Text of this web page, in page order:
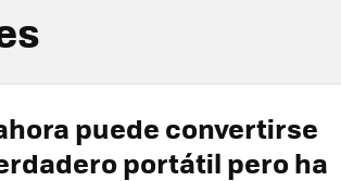
puede convertirse
portátil pero ha